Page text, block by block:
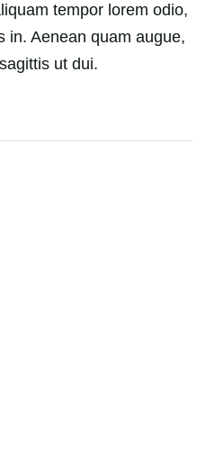
tempor lorem odio,
in. Aenean quam augue,
ut dui.